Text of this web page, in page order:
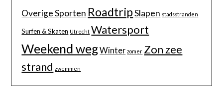
Overige Sporten RoadtripSlapen stadsstranden
Surfen & Skaten Utrecht Watersport
Weekend wegWinter zomer Zon zee
strand zwemmen